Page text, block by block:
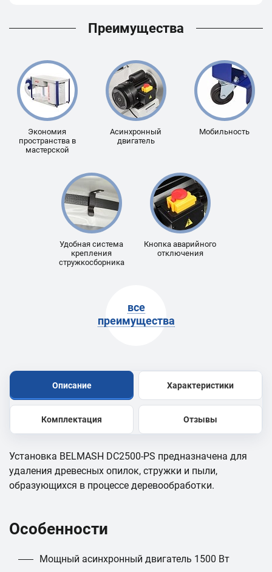
Преимущества
Экономия
пространства в
мастерской
Асинхронный
двигатель
Мобильность
Удобная система
крепления
стружкосборника
Кнопка аварийного
отключения
все
преимущества
Описание Характеристики
Комплектация Отзывы
Установка BELMASH DC2500-PS предназначена для
удаления древесных опилок, стружки и пыли,
образующихся в процессе деревообработки.
Особенности
Мощный асинхронный двигатель 1500 Вт